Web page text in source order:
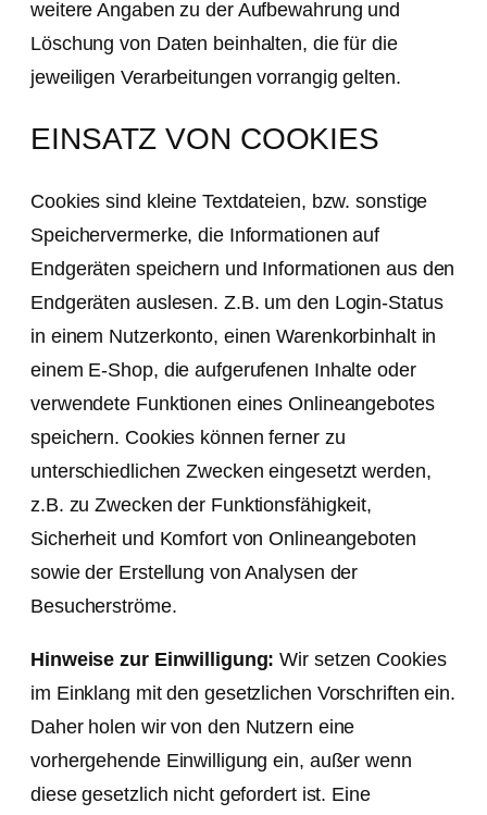
weitere Angaben zu der Aufbewahrung und
Löschung von Daten beinhalten, die für die
jeweiligen Verarbeitungen vorrangig gelten.
EINSATZ VON COOKIES
Cookies sind kleine Textdateien, bzw. sonstige
Speichervermerke, die Informationen auf
Endgeräten speichern und Informationen aus den
Endgeräten auslesen. Z.B. um den Login-Status
in einem Nutzerkonto, einen Warenkorbinhalt in
einem E-Shop, die aufgerufenen Inhalte oder
verwendete Funktionen eines Onlineangebotes
speichern. Cookies können ferner zu
unterschiedlichen Zwecken eingesetzt werden,
z.B. zu Zwecken der Funktionsfähigkeit,
Sicherheit und Komfort von Onlineangeboten
sowie der Erstellung von Analysen der
Besucherströme.
Hinweise zur Einwilligung:Wir setzen Cookies
im Einklang mit den gesetzlichen Vorschriften ein.
Daher holen wir von den Nutzern eine
vorhergehende Einwilligung ein, außer wenn
diese gesetzlich nicht gefordert ist. Eine